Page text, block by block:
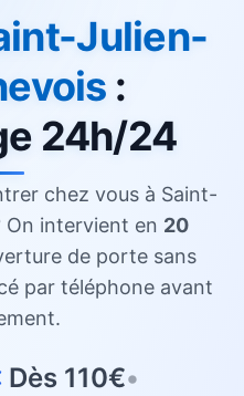
Julien-
:
24h/24
chez vous à Saint-
On intervient en 20
de porte sans
par téléphone avant
Dès 110€•